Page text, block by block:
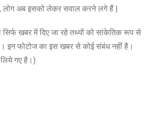
लोग अब इसको लेकर सवाल करने लगे हैं |
खबर में दिए जा रहे तथ्यों को सांकेतिक रूप से
। इन फोटोज का इस खबर से कोई संबंध नहीं है।
गए है।)